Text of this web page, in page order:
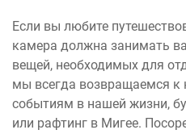
Если вы любите
камера должна занимать
вещей, необходимых для
мы всегда возвращаемся к
событиям в нашей жизни,
или рафтинг в Мигее.